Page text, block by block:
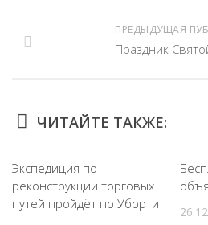
ПРЕДЫДУЩАЯ
Праздник
ЧИТАЙТЕ ТАКЖЕ:
Экспедиция по
реконструкции торговых
путей пройдёт по Уборти